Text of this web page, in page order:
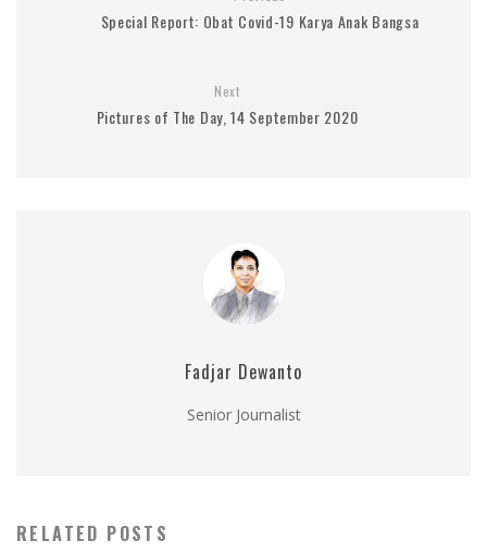
Special Report: Obat Covid-19 Karya Anak Bangsa
Next
Pictures of The Day, 14 September 2020
Fadjar Dewanto
Senior Journalist
RELATED POSTS